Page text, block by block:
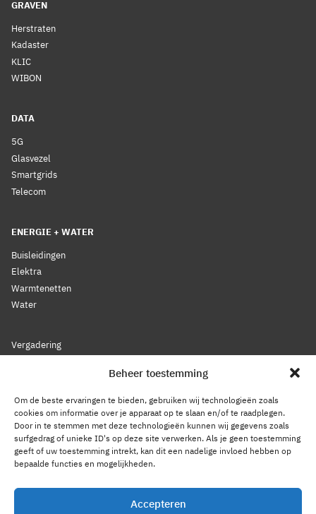
Beheer toestemming
Om de beste ervaringen te bieden, gebruiken wij technologieën zoals
cookies om informatie over je apparaat op te slaan en/of te raadplegen.
Door in te stemmen met deze technologieën kunnen wij gegevens zoals
surfgedrag of unieke ID's op deze site verwerken. Als je geen toestemming
geeft of uw toestemming intrekt, kan dit een nadelige invloed hebben op
bepaalde functies en mogelijkheden.
Accepteren
GRAVEN
Herstraten
Kadaster
KLIC
WIBON
DATA
5G
Glasvezel
Smartgrids
Telecom
ENERGIE + WATER
Buisleidingen
Elektra
Warmtenetten
Water
Vergadering
Bestuur
Leden
Voorwaarden
Reglement
Statuten